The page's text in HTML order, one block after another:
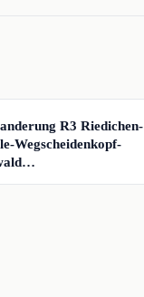
R3 Riedichen-
Wegscheidenkopf-